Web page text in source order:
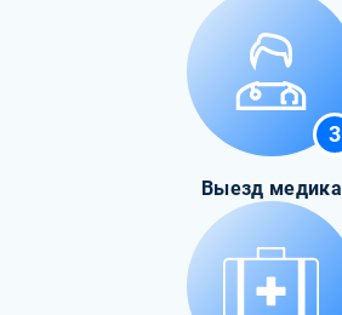
3
Выезд медика